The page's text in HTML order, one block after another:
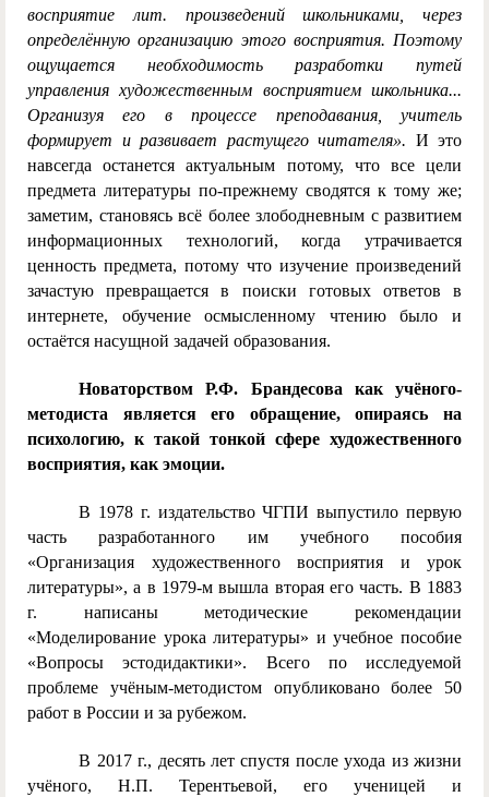
восприятие лит. произведений школьниками, через
определённую организацию этого восприятия. Поэтому
ощущается необходимость разработки путей
управления художественным восприятием школьника...
Организуя его в процессе преподавания, учитель
формирует и развивает растущего читателя». И это
навсегда останется актуальным потому, что все цели
предмета литературы по-прежнему сводятся к тому же;
заметим, становясь всё более злободневным с развитием
информационных технологий, когда утрачивается
ценность предмета, потому что изучение произведений
зачастую превращается в поиски готовых ответов в
интернете, обучение осмысленному чтению было и
остаётся насущной задачей образования.
Новаторством Р.Ф. Брандесова как учёного-
методиста является его обращение, опираясь на
психологию, к такой тонкой сфере художественного
восприятия, как эмоции.
В 1978 г. издательство ЧГПИ выпустило первую
часть разработанного им учебного пособия
«Организация художественного восприятия и урок
литературы», а в 1979-м вышла вторая его часть. В 1883
г. написаны методические рекомендации
«Моделирование урока литературы» и учебное пособие
«Вопросы эстодидактики». Всего по исследуемой
проблеме учёным-методистом опубликовано более 50
работ в России и за рубежом.
В 2017 г., десять лет спустя после ухода из жизни
учёного, Н.П. Терентьевой, его ученицей и